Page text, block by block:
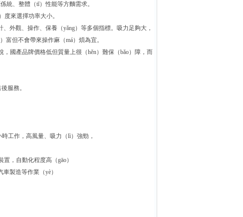
統、整體（tǐ）性能等方麵需求。
來選擇功率大小。
外觀、操作、保養（yǎng）等多個指標。吸力足夠大，
富但不會帶來操作麻（má）煩為宜。
國產品牌價格低但質量上很（hěn）難保（bǎo）障，而
服務。
工作，高風量、吸力（lì）強勁，
，自動化程度高（gāo）
製造等作業（yè）